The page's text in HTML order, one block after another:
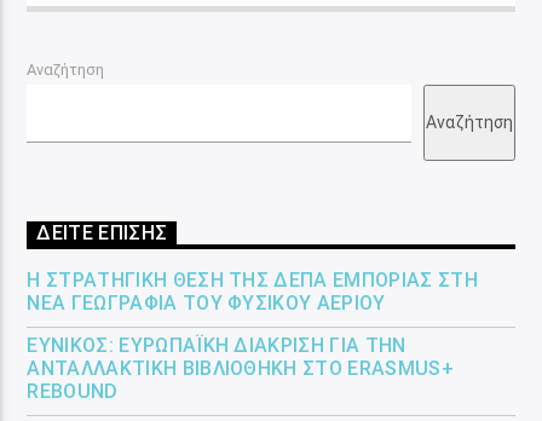
Αναζήτηση
Αναζήτηση
ΔΕΙΤΕ ΕΠΙΣΗΣ
Η ΣΤΡΑΤΗΓΙΚΉ ΘΈΣΗ ΤΗΣ ΔΕΠΑ ΕΜΠΟΡΊΑΣ ΣΤΗ
ΝΈΑ ΓΕΩΓΡΑΦΊΑ ΤΟΥ ΦΥΣΙΚΟΎ ΑΕΡΊΟΥ
ΕΎΝΙΚΟΣ: ΕΥΡΩΠΑΪΚΉ ΔΙΆΚΡΙΣΗ ΓΙΑ ΤΗΝ
ΑΝΤΑΛΛΑΚΤΙΚΉ ΒΙΒΛΙΟΘΉΚΗ ΣΤΟ ERASMUS+
REBOUND